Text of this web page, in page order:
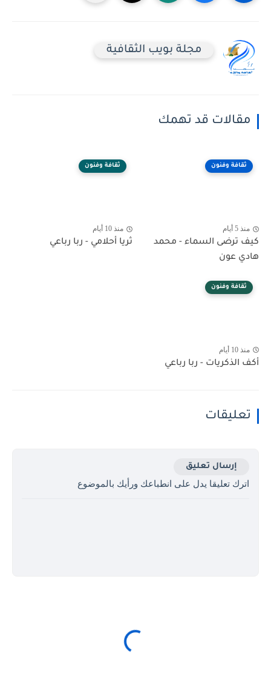
مجلة بويب الثقافية
مقالات قد تهمك
ثقافة وفنون
منذ 5 أيام
كيف ترضى السماء - محمد
هادي عون
ثقافة وفنون
منذ 10 أيام
ثريا أحلامي - ربا رباعي
ثقافة وفنون
منذ 10 أيام
أكف الذكريات - ربا رباعي
تعليقات
إرسال تعليق
اترك تعليقا يدل على انطباعك ورأيك بالموضوع